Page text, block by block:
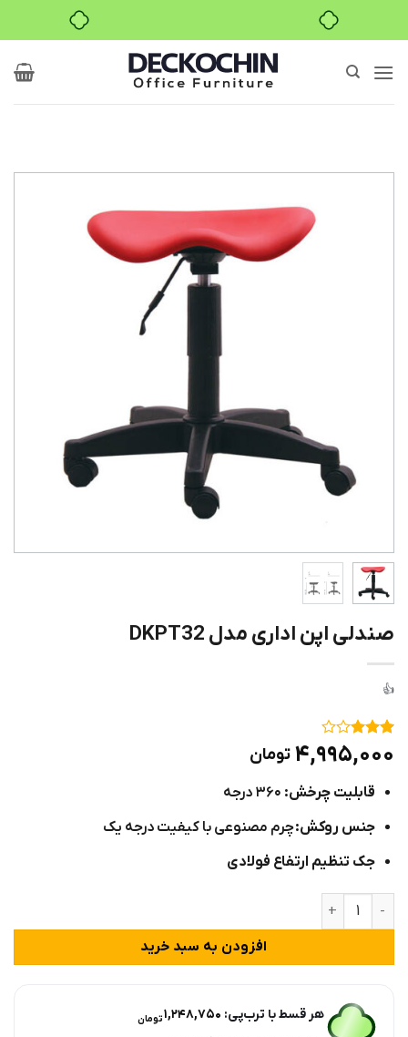
صندلی اپن اداری مدل DKPT32
امتیاز
۳
از ۵
۱
مشتری
۴,۹۹۵,۰۰۰ تومان
قابلیت چرخش:
جنس روکش:چرم مصنوعی با کیفیت درجه یک
جک تنظیم ارتفاع فولادی
صندلی اپن اداری مدل DKPT32 عدد
افزودن به سبد خرید
هر قسط با ترب‌پی: ۱,۲۴۸,۷۵۰تومان